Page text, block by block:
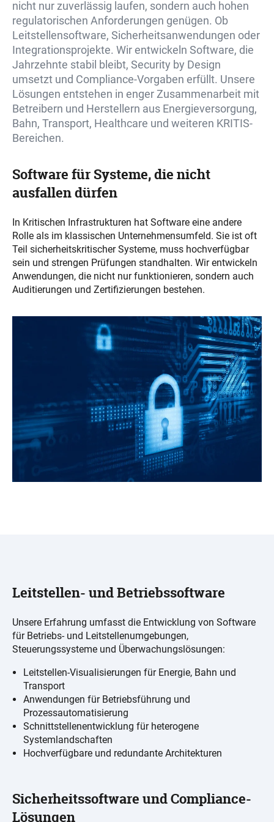
nicht nur zuverlässig laufen, sondern auch hohen
regulatorischen Anforderungen genügen. Ob
Leitstellensoftware, Sicherheitsanwendungen oder
Integrationsprojekte. Wir entwickeln Software, die
Jahrzehnte stabil bleibt, Security by Design
umsetzt und Compliance-Vorgaben erfüllt. Unsere
Lösungen entstehen in enger Zusammenarbeit mit
Betreibern und Herstellern aus Energieversorgung,
Bahn, Transport, Healthcare und weiteren KRITIS-
Bereichen.
Software für Systeme, die nicht
ausfallen dürfen
In Kritischen Infrastrukturen hat Software eine andere
Rolle als im klassischen Unternehmensumfeld. Sie ist oft
Teil sicherheitskritischer Systeme, muss hochverfügbar
sein und strengen Prüfungen standhalten. Wir entwickeln
Anwendungen, die nicht nur funktionieren, sondern auch
Auditierungen und Zertifizierungen bestehen.
Leitstellen- und Betriebssoftware
Unsere Erfahrung umfasst die Entwicklung von Software
für Betriebs- und Leitstellenumgebungen,
Steuerungssysteme und Überwachungslösungen:
Leitstellen-Visualisierungen für Energie, Bahn und
Transport
Anwendungen für Betriebsführung und
Prozessautomatisierung
Schnittstellenentwicklung für heterogene
Systemlandschaften
Hochverfügbare und redundante Architekturen
Sicherheitssoftware und Compliance-
Lösungen